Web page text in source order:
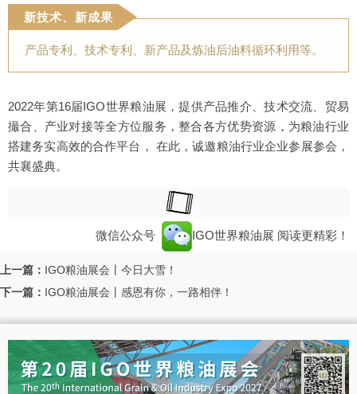
新技术、新成果
产品专利、技术专利、新产品及炼油后油料循环利用等。
2022年第16届IGO世界粮油展，提供产品推介、技术交流、贸易
撮合、产业对接等全方位服务，整合各方优势资源，为粮油行业
搭建务实高效的合作平台， 在此，诚邀粮油行业企业参展参会，
共襄盛典。
微信公众号 IGO世界粮油展 阅读更精彩！
上一篇： IGO粮油展会丨今日大雪！
下一篇： IGO粮油展会丨感恩有你，一路相伴！